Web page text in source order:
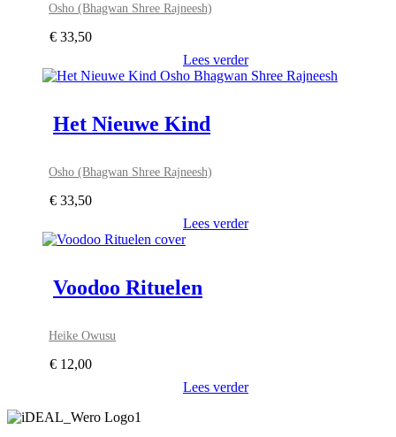
Osho (Bhagwan Shree Rajneesh)
€ 33,50
Lees verder
Het Nieuwe Kind
Osho (Bhagwan Shree Rajneesh)
€ 33,50
Lees verder
Voodoo Rituelen
Heike Owusu
€ 12,00
Lees verder